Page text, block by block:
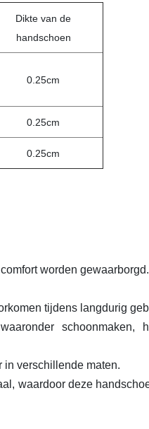
Dikte van de
handschoen
0.25cm
0.25cm
0.25cm
worden gewaarborgd.
tijdens langdurig
schoonmaken,
in verschillende maten.
waardoor deze